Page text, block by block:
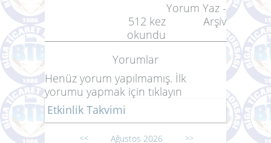
Yorum Yaz -
Arşiv
512 kez
okundu
Yorumlar
Henüz yorum yapılmamış. İlk
yorumu yapmak için tıklayın
Etkinlik Takvimi
<< Ağustos 2026 >>